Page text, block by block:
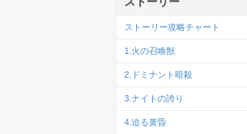
ストーリー攻略チャート
1.火の召喚獣
2.ドミナント暗殺
3.ナイトの誇り
4.迫る黄昏